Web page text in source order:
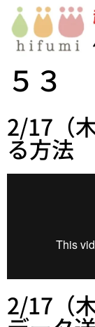
５３
2/17（
る方法
2/17（